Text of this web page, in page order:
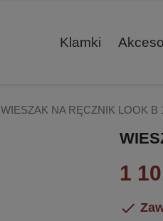
Klamki
WIESZAK NA RĘCZNIK LOOK B
1
